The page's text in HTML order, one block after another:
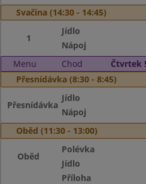
Svačina (14:30 - 14:45)
1
Jídlo
Nápoj
Menu
Chod
Čtvrtek
Přesnídávka (8:30 - 8:45)
Přesnídávka
Jídlo
Nápoj
Oběd (11:30 - 13:00)
Oběd
Polévka
Jídlo
Příloha